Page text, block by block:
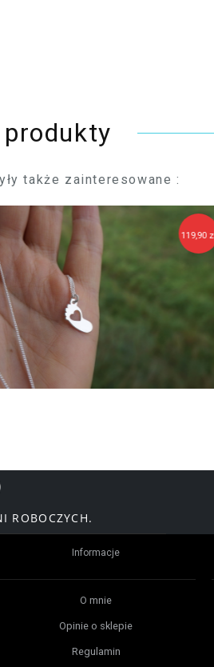
także zainteresowane :
ROBOCZYCH.
Informacje
O mnie
Opinie o sklepie
Regulamin